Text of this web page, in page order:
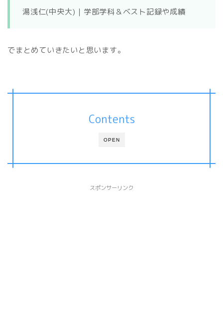
湯浅仁(中央大)｜学部学科＆ベスト記録や成績
でまとめていきたいと思います。
OPEN
Contents
スポンサーリンク